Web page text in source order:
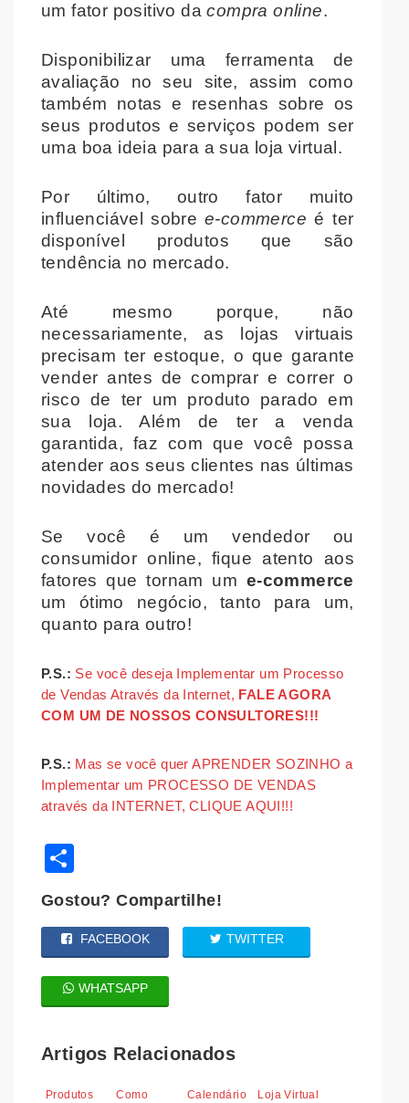
um fator positivodacompra online.
Disponibilizar uma ferramenta de
avaliação no seu site, assim como
também notas e resenhas sobre os
seus produtos e serviços podem ser
uma boa ideia para a sua loja virtual.
Por último, outro fator muito
influenciável sobre e-commerce é ter
disponível produtos que são
tendência no mercado.
Até mesmo porque, não
necessariamente, as lojas virtuais
precisam ter estoque, o que garante
vender antes de comprar e correr o
risco de ter um produto parado em
sua loja. Além de ter a venda
garantida, faz com que você possa
atender aos seus clientes nas últimas
novidades do mercado!
Se você é um vendedor ou
consumidor online, fique atento aos
fatores que tornam um e-commerce
um ótimo negócio, tanto para um,
quanto para outro!
P.S.: Se você deseja Implementar um Processo
de Vendas Através da Internet, FALE AGORA
COM UM DE NOSSOS CONSULTORES!!!
P.S.: Mas se você quer APRENDER SOZINHO a
Implementar um PROCESSO DE VENDAS
através da INTERNET, CLIQUE AQUI!!!
Gostou? Compartilhe!
FACEBOOK TWITTER
WHATSAPP
Artigos Relacionados
Produtos
Como
Calendário
Loja Virtual